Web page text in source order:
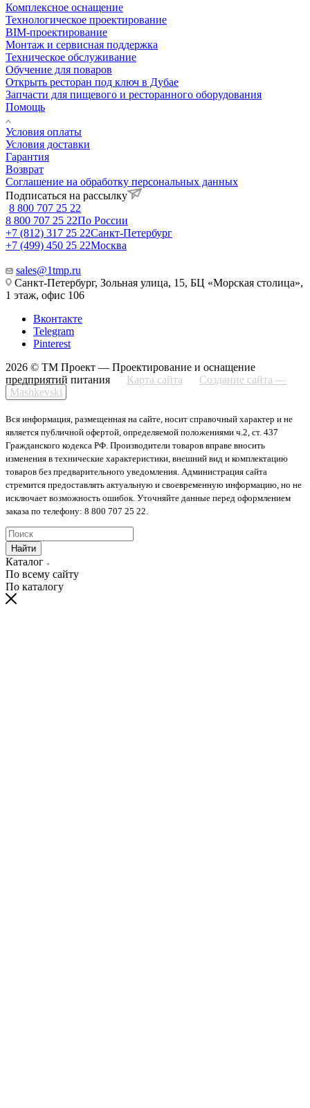
Комплексное оснащение
Технологическое проектирование
BIM-проектирование
Монтаж и сервисная поддержка
Техническое обслуживание
Обучение для поваров
Открыть ресторан под ключ в Дубае
Запчасти для пищевого и ресторанного оборудования
Помощь
Условия оплаты
Условия доставки
Гарантия
Возврат
Соглашение на обработку персональных данных
Подписаться на рассылку
8 800 707 25 22
8 800 707 25 22По России
+7 (812) 317 25 22Санкт-Петербург
+7 (499) 450 25 22Москва
sales@1tmp.ru
Санкт-Петербург, Зольная улица, 15, БЦ «Морская столица»,
1 этаж, офис 106
Вконтакте
Telegram
Pinterest
2026 © ТМ Проект — Проектирование и оснащение
предприятий питания
Карта сайта
Создание сайта —
Mashkevski
Вся информация, размещенная на сайте, носит справочный характер и не
является публичной офертой, определяемой положениями ч.2, ст. 437
Гражданского кодекса РФ. Производители товаров вправе вносить
изменения в технические характеристики, внешний вид и комплектацию
товаров без предварительного уведомления. Администрация сайта
стремится предоставлять актуальную и своевременную информацию, но не
исключает возможность ошибок. Уточняйте данные перед оформлением
заказа по телефону: 8 800 707 25 22.
Найти
Каталог
По всему сайту
По каталогу